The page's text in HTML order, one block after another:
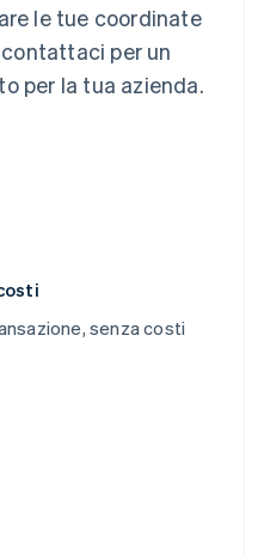
le tue coordinate
per un
per la tua azienda.
senza costi